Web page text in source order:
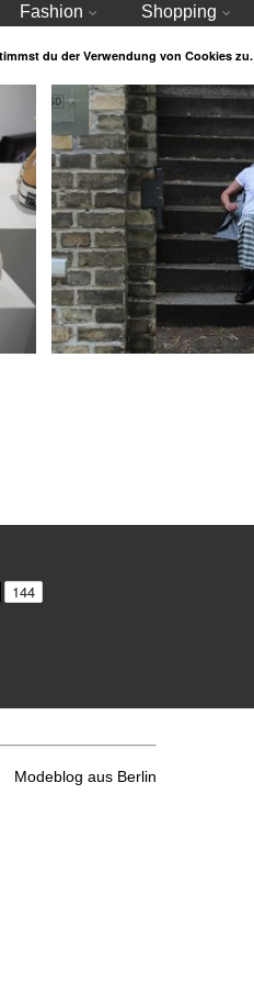
Fashion Shopping
Modeblog aus Berlin
du der Verwendung von Cookies zu.